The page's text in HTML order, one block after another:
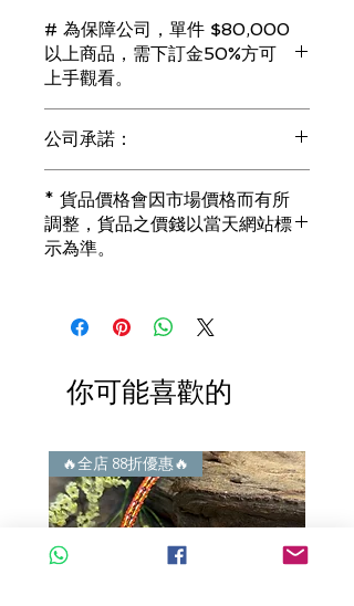
# 為保障公司，單件 $80,000
以上商品，需下訂金50%方可
上手觀看。
（訂金只接受 現金 或 信用卡）
公司承諾：
冇加色！冇化妝！
i) 所有已鑲玉器珠寶丶玉鐲丶擺件皆 奉
送 [香港翡翠鑑証書]
i) 成色足。冇鍍金！冇包金！冇假金！
3) 顧客所花費一分一毫全部都是珠寶本
i) 無佣金！無租金！無買手費！真真正
正行內批發價。
謝絕紙上談兵。
* 貨品價格會因市場價格而有所
調整，貨品之價錢以當天網站標
示為準。
你可能喜歡的
🔥全店 88折優惠🔥